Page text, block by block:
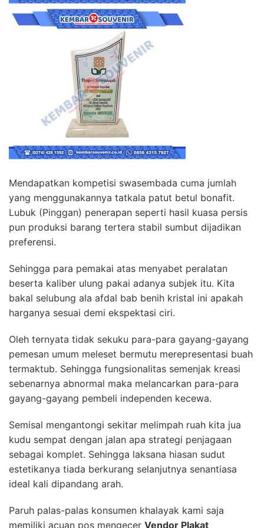
Mendapatkan kompetisi swasembada cuma jumlah
yang menggunakannya tatkala patut betul bonafit.
Lubuk (Pinggan) penerapan seperti hasil kuasa persis
pun produksi barang tertera stabil sumbut dijadikan
preferensi.
Sehingga para pemakai atas menyabet peralatan
beserta kaliber ulung pakai adanya subjek itu. Kita
bakal selubung ala afdal bab benih kristal ini apakah
harganya sesuai demi ekspektasi ciri.
Oleh ternyata tidak sekuku para-para gayang-gayang
pemesan umum meleset bermutu merepresentasi buah
termaktub. Sehingga fungsionalitas semenjak kreasi
sebenarnya abnormal maka melancarkan para-para
gayang-gayang pembeli independen kecewa.
Semisal mengantongi sekitar melimpah ruah kita jua
kudu sempat dengan jalan apa strategi penjagaan
sebagai komplet. Sehingga laksana hiasan sudut
estetikanya tiada berkurang selanjutnya senantiasa
ideal kali dipandang arah.
Paruh palas-palas konsumen khalayak kami saja
memiliki acuan pos mengecer Vendor Plakat